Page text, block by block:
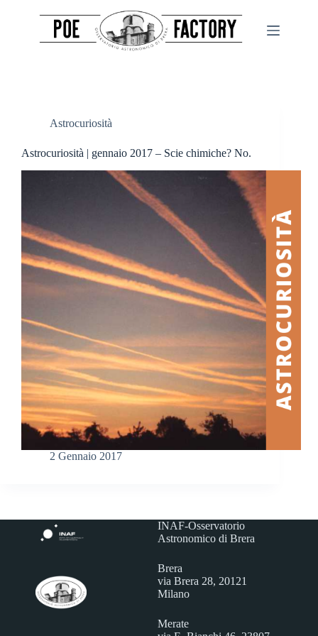
Astrocuriosità
Astrocuriosità | gennaio 2017 – Scie chimiche? No.
2 Gennaio 2017
INAF-Osservatorio
Astronomico di Brera
Brera
via Brera 28, 20121
Milano
Merate